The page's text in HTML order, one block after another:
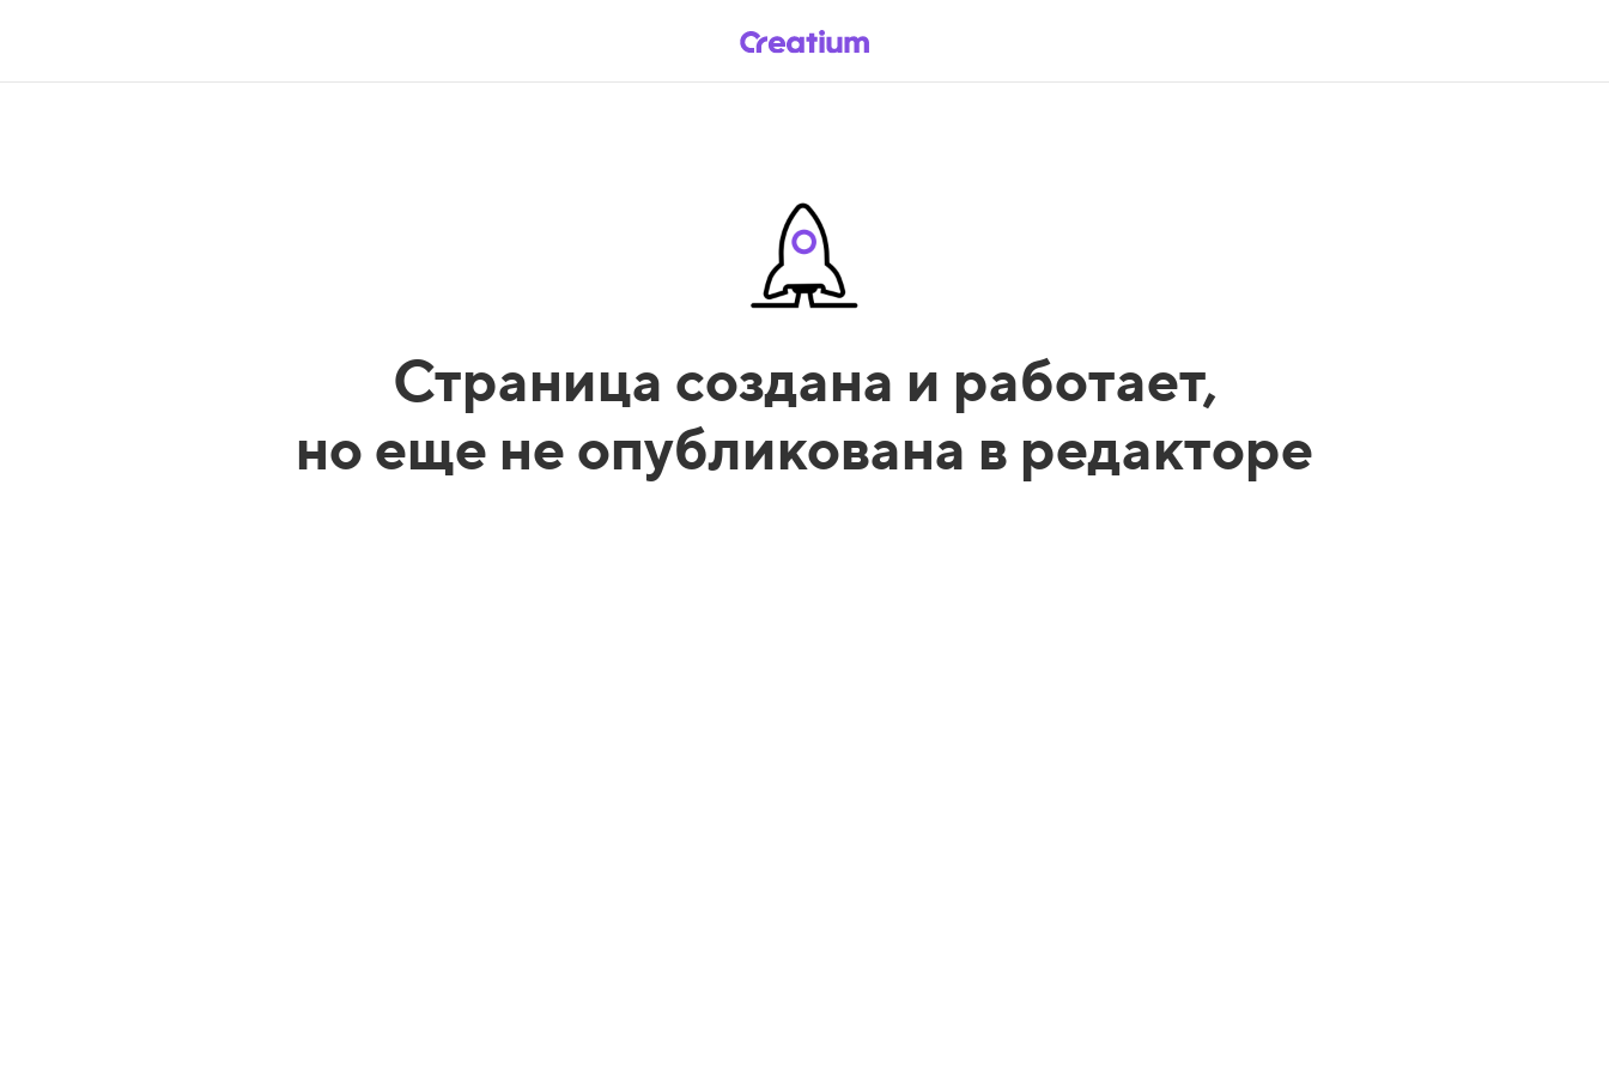
Страница создана и работает,
но еще не опубликована в редакторе